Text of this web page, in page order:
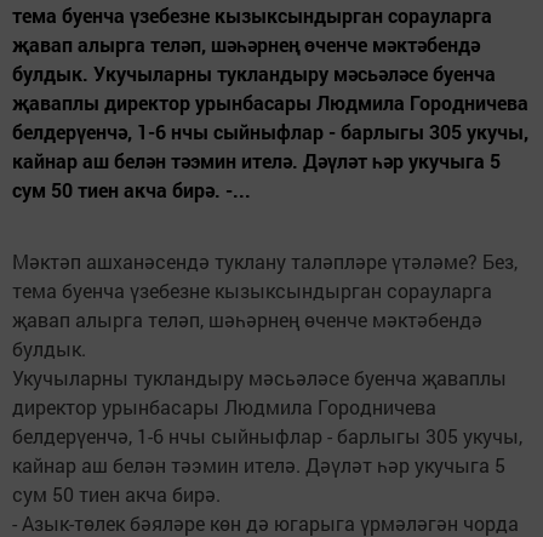
тема буенча үзебезне кызыксындырган сорауларга
җавап алырга теләп, шәһәрнең өченче мәктәбендә
булдык. Укучыларны тукландыру мәсьәләсе буенча
җаваплы директор урынбасары Людмила Городничева
белдерүенчә, 1-6 нчы сыйныфлар - барлыгы 305 укучы,
кайнар аш белән тәэмин ителә. Дәүләт һәр укучыга 5
сум 50 тиен акча бирә. -...
Мәктәп ашханәсендә туклану таләпләре үтәләме? Без,
тема буенча үзебезне кызыксындырган сорауларга
җавап алырга теләп, шәһәрнең өченче мәктәбендә
булдык.
Укучыларны тукландыру мәсьәләсе буенча җаваплы
директор урынбасары Людмила Городничева
белдерүенчә, 1-6 нчы сыйныфлар - барлыгы 305 укучы,
кайнар аш белән тәэмин ителә. Дәүләт һәр укучыга 5
сум 50 тиен акча бирә.
- Азык-төлек бәяләре көн дә югарыга үрмәләгән чорда